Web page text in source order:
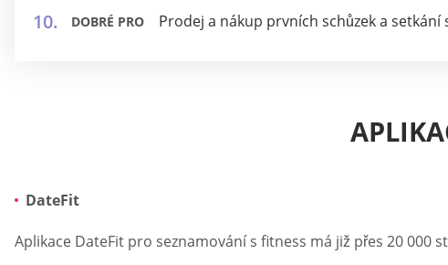
DOBRÉ PRO Prodej a nákup prvních schůzek a
DateFit
Aplikace DateFit pro seznamování s fitness má již přes 20 000